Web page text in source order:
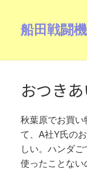
船田戦闘
おつき
秋葉原でお買い
て、A社Y氏の
しい。ハンダ
使ったことな